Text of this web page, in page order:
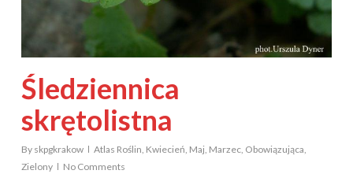
Śledziennica
skrętolistna
By skpgkrakow Atlas Roślin, Kwiecień, Maj, Marzec, Obowiązująca,
Zielony
No Comments